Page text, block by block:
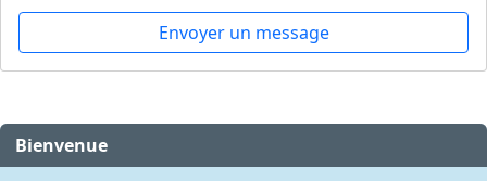
Envoyer un message
Bienvenue